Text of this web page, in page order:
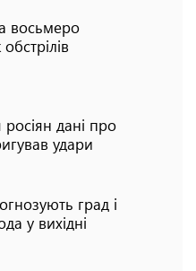
восьмеро
дані про
удари
град і
у вихідні